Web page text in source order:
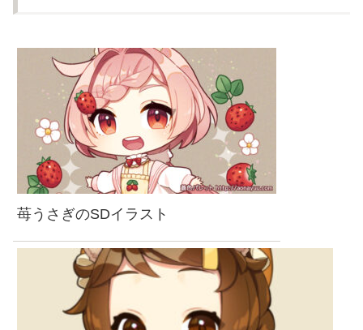
苺うさぎのSDイラスト